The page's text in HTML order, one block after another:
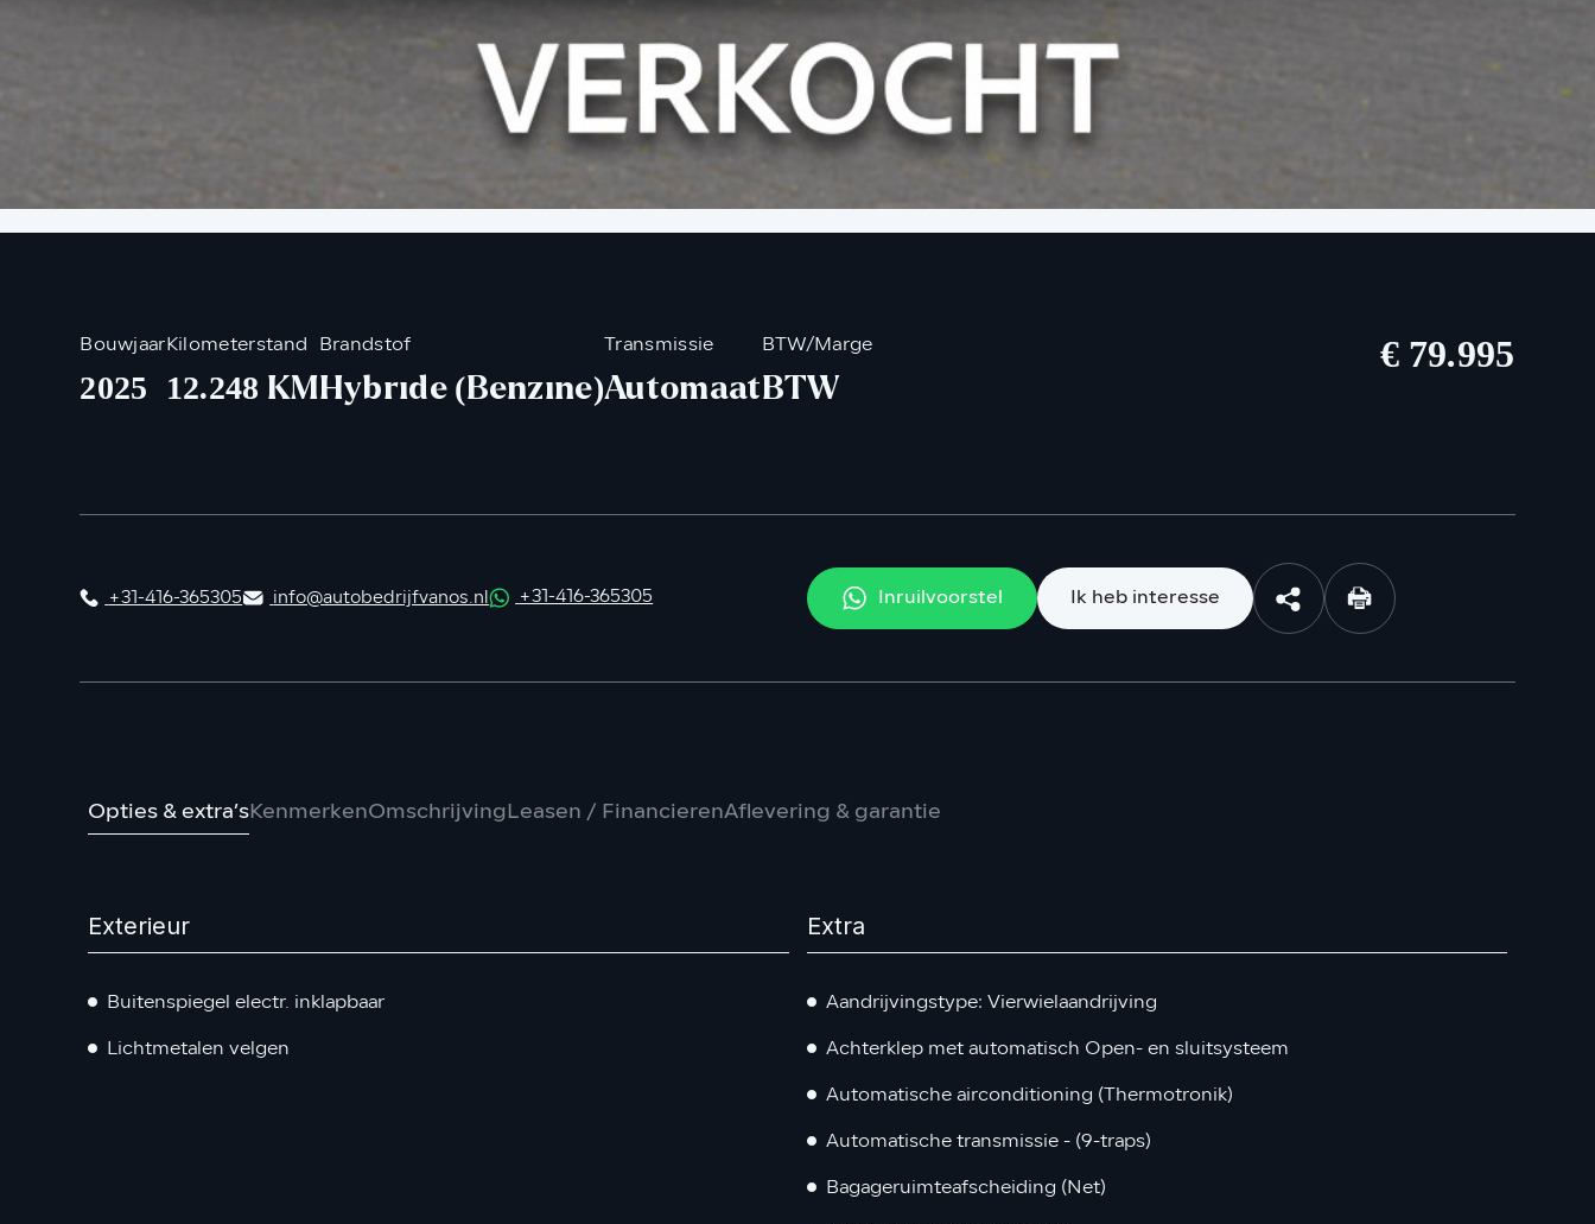
Bouwjaar
2025
Kilometerstand
12.248 KM
Brandstof
Hybride (Benzine)
Transmissie
Automaat
BTW/Marge
BTW
€ 79.995
+31-416-365305 info@autobedrijfvanos.nl +31-416-365305 Inruilvoorstel Ik heb interesse
Opties & extra’sKenmerkenOmschrijvingLeasen / FinancierenAflevering & garantie
Exterieur
Buitenspiegel electr. inklapbaar
Lichtmetalen velgen
Extra
Aandrijvingstype: Vierwielaandrijving
Achterklep met automatisch Open- en sluitsysteem
Automatische airconditioning (Thermotronik)
Automatische transmissie - (9-traps)
Bagageruimteafscheiding (Net)